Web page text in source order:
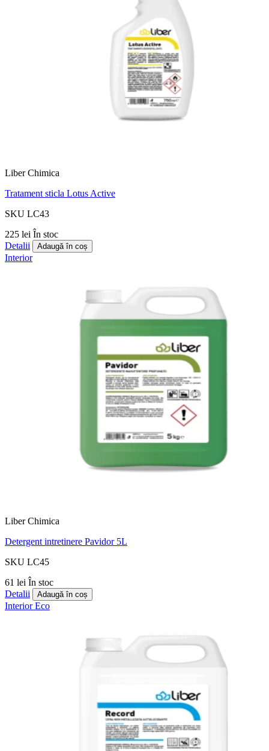
Liber Chimica
Tratament sticla Lotus Active
SKU LC43
225 lei În stoc
Detalii
Adaugă în coș
Interior
Liber Chimica
Detergent intretinere Pavidor 5L
SKU LC45
61 lei În stoc
Detalii
Adaugă în coș
Interior Eco